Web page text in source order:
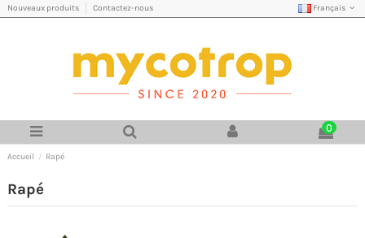
Nouveaux produits Contactez-nous Français
0
Accueil Rapé
Rapé